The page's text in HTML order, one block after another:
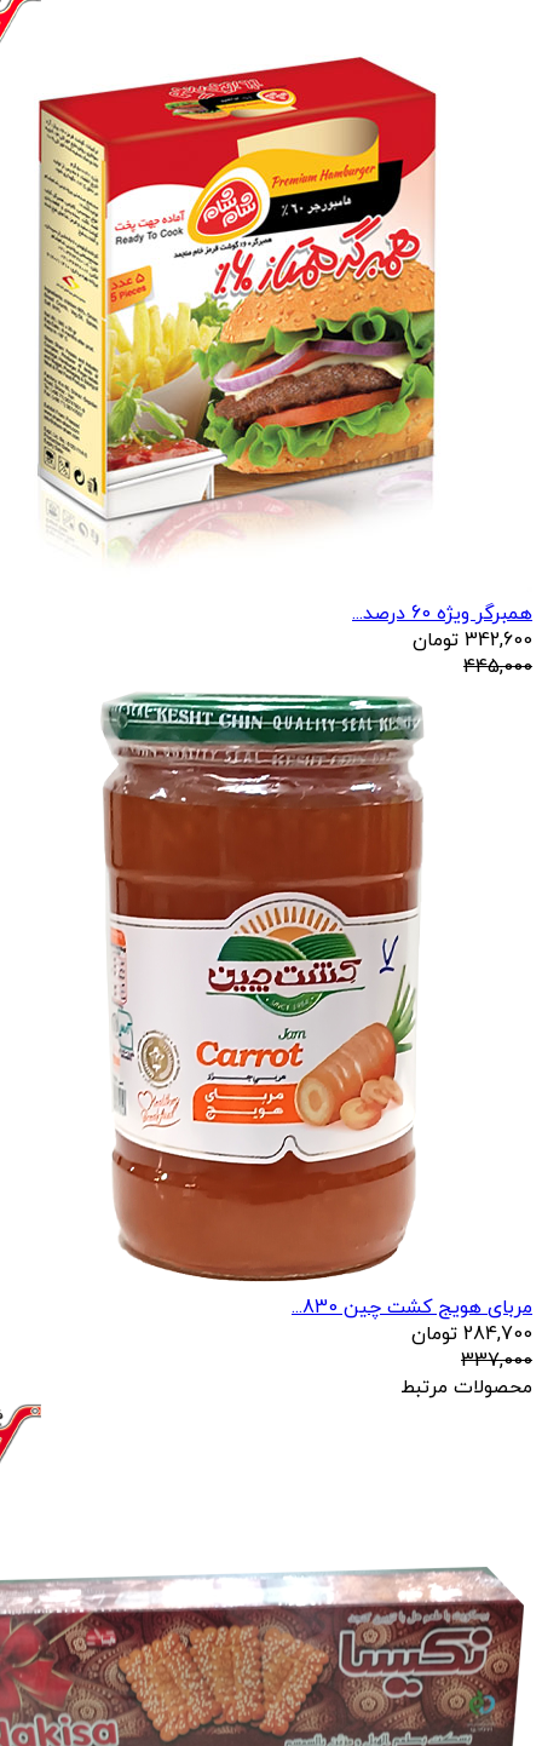
همبرگر ویژه 60 درصد...
342,600 تومان
445,000
مربای هویج کشت چین 830...
284,700 تومان
337,000
محصولات مرتبط